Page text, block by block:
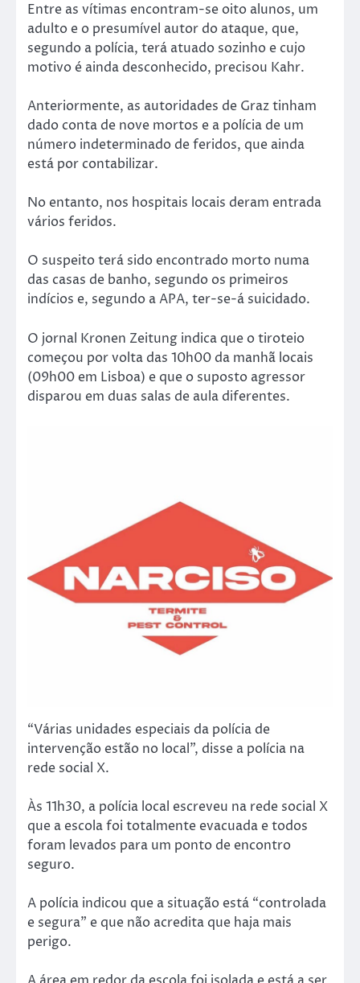
Entre as vítimas encontram-se oito alunos, um
adulto e o presumível autor do ataque, que,
segundo a polícia, terá atuado sozinho e cujo
motivo é ainda desconhecido, precisou Kahr.
Anteriormente, as autoridades de Graz tinham
dado conta de nove mortos e a polícia de um
número indeterminado de feridos, que ainda
está por contabilizar.
No entanto, nos hospitais locais deram entrada
vários feridos.
O suspeito terá sido encontrado morto numa
das casas de banho, segundo os primeiros
indícios e, segundo a APA, ter-se-á suicidado.
O jornal Kronen Zeitung indica que o tiroteio
começou por volta das 10h00 da manhã locais
(09h00 em Lisboa) e que o suposto agressor
disparou em duas salas de aula diferentes.
“Várias unidades especiais da polícia de
intervenção estão no local”, disse a polícia na
rede social X.
Às 11h30, a polícia local escreveu na rede social X
que a escola foi totalmente evacuada e todos
foram levados para um ponto de encontro
seguro.
A polícia indicou que a situação está “controlada
e segura” e que não acredita que haja mais
perigo.